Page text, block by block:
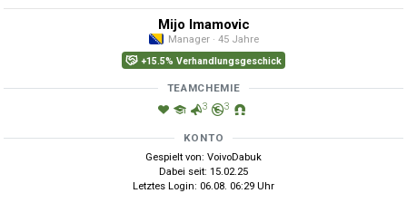
Mijo Imamovic
Manager · 45 Jahre
+15.5% Verhandlungsgeschick
TEAMCHEMIE
3 3
KONTO
Gespielt von: VoivoDabuk
Dabei seit: 15.02.25
Letztes Login: 06.08. 06:29 Uhr